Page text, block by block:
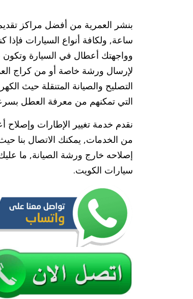
ساعة, ولكافة أنواع السيارات
وواجهتك أعطال في السيارة وتكون
لإرسال ورشة خاصة أو من كراج
التصليح والصيانة المتنقلة حيث
التي تمكنهم من معرفة العطل
نقدم خدمة تغيير الإطارات وإصلاح
من الخدمات, يمكنك الاتصال بنا
إصلاحه خارج ورشة الصيانة, ما
سيارات الكويت.